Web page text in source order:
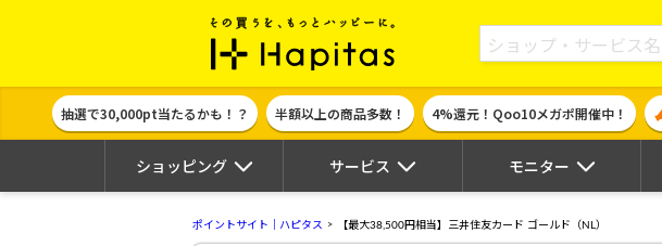
ポイント貯めて現金やギフト券に交換できる
抽選で30,000pt当たるかも！？ 半額以上の商品多数！ 4%還元！Qoo10メガポ開催中！
ショッピング サービス モニター
ポイントサイト｜ハピタス 【最大38,500円相当】三井住友カード ゴールド（NL）